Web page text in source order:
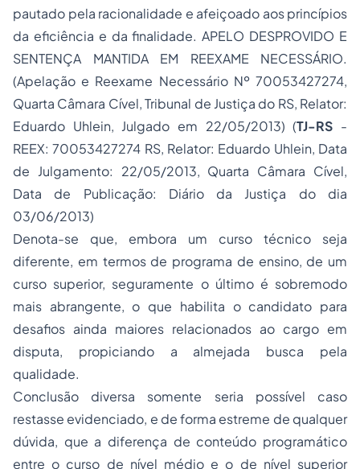
pautado pela racionalidade e afeiçoado aos princípios
da eficiência e da finalidade. APELO DESPROVIDO E
SENTENÇA MANTIDA EM REEXAME NECESSÁRIO.
(Apelação e Reexame Necessário Nº 70053427274,
Quarta Câmara Cível, Tribunal de Justiça do RS, Relator:
Eduardo Uhlein, Julgado em 22/05/2013) (TJ-RS -
REEX: 70053427274 RS, Relator: Eduardo Uhlein, Data
de Julgamento: 22/05/2013, Quarta Câmara Cível,
Data de Publicação: Diário da Justiça do dia
03/06/2013)
Denota-se que, embora um curso técnico seja
diferente, em termos de programa de ensino, de um
curso superior, seguramente o último é sobremodo
mais abrangente, o que habilita o candidato para
desafios ainda maiores relacionados ao cargo em
disputa, propiciando a almejada busca pela
qualidade.
Conclusão diversa somente seria possível caso
restasse evidenciado, e de forma estreme de qualquer
dúvida, que a diferença de conteúdo programático
entre o curso de nível médio e o de nível superior